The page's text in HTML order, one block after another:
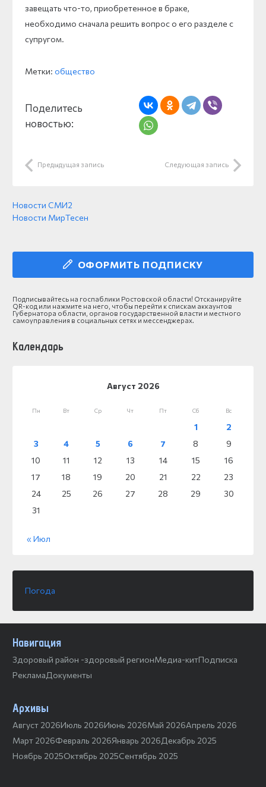
завещать что-то, приобретенное в браке,
необходимо сначала решить вопрос о его разделе с
супругом.
Метки: общество
Поделитесь
новостью:
Предыдущая запись Следующая запись
Новости СМИ2
Новости МирТесен
ОФОРМИТЬ ПОДПИСКУ
Подписывайтесь на госпаблики Ростовской области! Отсканируйте
QR-код или нажмите на него, чтобы перейти к спискам аккаунтов
Губернатора области, органов государственной власти и местного
самоуправления в социальных сетях и мессенджерах.
Календарь
Август 2026
Пн Вт Ср Чт Пт Сб Вс
1
2
3
4 5 6 7 8
9
10
11 12 13 14 15
16
17
18 19 20 21 22
23
24
25 26 27 28 29
30
31
« Июл
Погода
Навигация
Здоровый район -здоровый регионМедиа-китПодписка
РекламаДокументы
Архивы
Август 2026Июль 2026Июнь 2026Май 2026Апрель 2026
Март 2026Февраль 2026Январь 2026Декабрь 2025
Ноябрь 2025Октябрь 2025Сентябрь 2025